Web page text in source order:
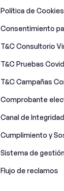
Política de Cookies
Consentimiento
T&C Consultorio
T&C Pruebas Covid
T&C Campañas
Comprobante
Canal de Integridad​
Cumplimiento y
Sistema de
Flujo de reclamos